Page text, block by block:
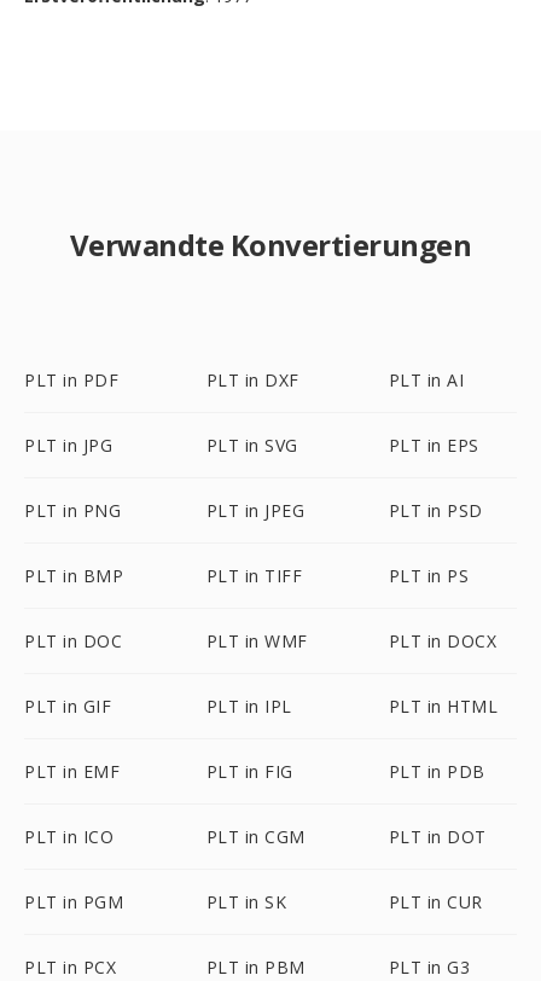
Verwandte Konvertierungen
PLT in PDF PLT in DXF PLT in AI
PLT in JPG PLT in SVG PLT in EPS
PLT in PNG PLT in JPEG PLT in PSD
PLT in BMP PLT in TIFF PLT in PS
PLT in DOC PLT in WMF PLT in DOCX
PLT in GIF PLT in IPL PLT in HTML
PLT in EMF PLT in FIG PLT in PDB
PLT in ICO PLT in CGM PLT in DOT
PLT in PGM PLT in SK PLT in CUR
PLT in PCX PLT in PBM PLT in G3